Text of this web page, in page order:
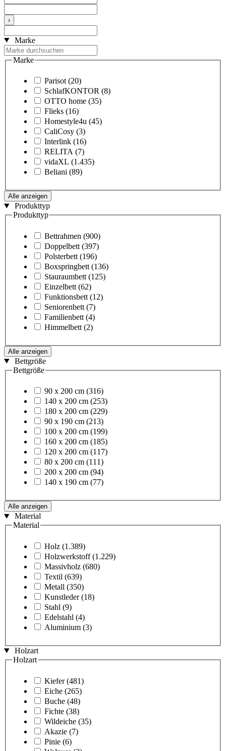
›
Marke
Marke
Parisot (20)
SchlafKONTOR (8)
OTTO home (35)
Flieks (16)
Homestyle4u (45)
CaliCosy (3)
Interlink (16)
RELITA (7)
vidaXL (1.435)
Beliani (89)
Alle anzeigen
Produkttyp
Produkttyp
Bettrahmen (900)
Doppelbett (397)
Polsterbett (196)
Boxspringbett (136)
Stauraumbett (125)
Einzelbett (62)
Funktionsbett (12)
Seniorenbett (7)
Familienbett (4)
Himmelbett (2)
Alle anzeigen
Bettgröße
Bettgröße
90 x 200 cm (316)
140 x 200 cm (253)
180 x 200 cm (229)
90 x 190 cm (213)
100 x 200 cm (199)
160 x 200 cm (185)
120 x 200 cm (117)
80 x 200 cm (111)
200 x 200 cm (94)
140 x 190 cm (77)
Alle anzeigen
Material
Material
Holz (1.389)
Holzwerkstoff (1.229)
Massivholz (680)
Textil (639)
Metall (350)
Kunstleder (18)
Stahl (9)
Edelstahl (4)
Aluminium (3)
Holzart
Holzart
Kiefer (481)
Eiche (265)
Buche (48)
Fichte (38)
Wildeiche (35)
Akazie (7)
Pinie (6)